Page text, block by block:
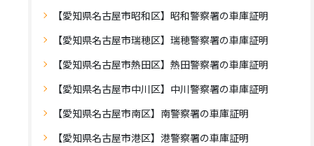
【愛知県名古屋市昭和区】昭和警察署の車庫証明
【愛知県名古屋市瑞穂区】瑞穂警察署の車庫証明
【愛知県名古屋市熱田区】熱田警察署の車庫証明
【愛知県名古屋市中川区】中川警察署の車庫証明
【愛知県名古屋市南区】南警察署の車庫証明
【愛知県名古屋市港区】港警察署の車庫証明